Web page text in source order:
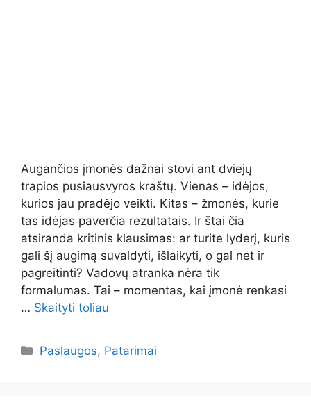
Augančios įmonės dažnai stovi ant dviejų
trapios pusiausvyros kraštų. Vienas – idėjos,
kurios jau pradėjo veikti. Kitas – žmonės, kurie
tas idėjas paverčia rezultatais. Ir štai čia
atsiranda kritinis klausimas: ar turite lyderį, kuris
gali šį augimą suvaldyti, išlaikyti, o gal net ir
pagreitinti? Vadovų atranka nėra tik
formalumas. Tai – momentas, kai įmonė renkasi
… Skaityti toliau
Kategorijos
Paslaugos, Patarimai